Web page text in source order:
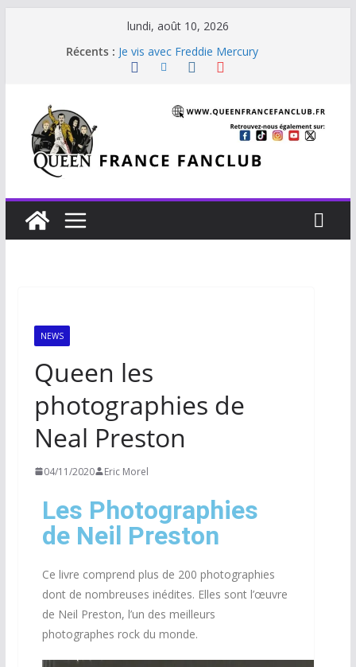
lundi, août 10, 2026
Récents : The Cross : Liar
Je vis avec Freddie Mercury
The Invisible Man
NEWS
Queen les
photographies de
Neal Preston
04/11/2020 Eric Morel
Les Photographies
de Neil Preston
Ce livre comprend plus de 200 photographies
dont de nombreuses inédites. Elles sont l’œuvre
de Neil Preston, l’un des meilleurs
photographes rock du monde.